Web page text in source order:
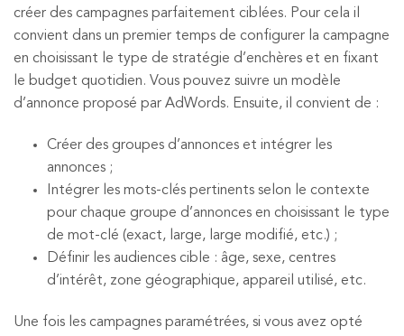
créer des campagnes parfaitement ciblées. Pour cela il
convient dans un premier temps de configurer la campagne
en choisissant le type de stratégie d’enchères et en fixant
le budget quotidien. Vous pouvez suivre un modèle
d’annonce proposé par AdWords. Ensuite, il convient de :
Créer des groupes d’annonces et intégrer les
annonces ;
Intégrer les mots-clés pertinents selon le contexte
pour chaque groupe d’annonces en choisissant le type
de mot-clé (exact, large, large modifié, etc.) ;
Définir les audiences cible : âge, sexe, centres
d’intérêt, zone géographique, appareil utilisé, etc.
Une fois les campagnes paramétrées, si vous avez opté